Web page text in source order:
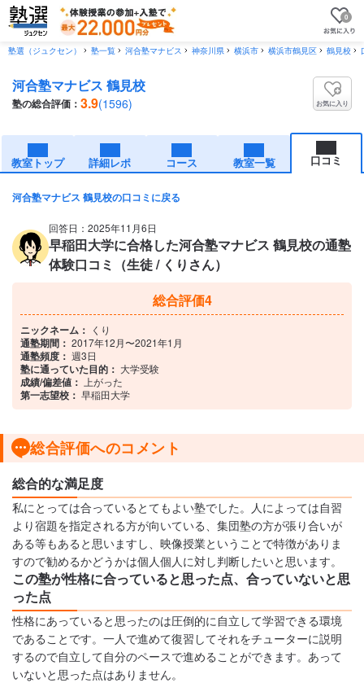
0
塾選（ジュクセン） 塾一覧 河合塾マナビス 神奈川県 横浜市 横浜市鶴見区 鶴見校
河合塾マナビス 鶴見校
塾の総合評価： 3.9(1596) お気に入り
教室トップ 詳細レポ コース 教室一覧 口コミ
河合塾マナビス 鶴見校の口コミに戻る
回答日：2025年11月6日
早稲田大学に合格した河合塾マナビス 鶴見校の通塾
体験口コミ（生徒 / くりさん）
総合評価4
ニックネーム： くり
通塾期間： 2017年12月〜2021年1月
通塾頻度： 週3日
塾に通っていた目的： 大学受験
成績/偏差値： 上がった
第一志望校： 早稲田大学
総合評価へのコメント
総合的な満足度
私にとっては合っているとてもよい塾でした。人によっては自習
より宿題を指定される方が向いている、集団塾の方が張り合いが
ある等もあると思いますし、映像授業ということで特徴がありま
すので勧めるかどうかは個人個人に対し判断したいと思います。
この塾が性格に合っていると思った点、合っていないと思
った点
性格にあっていると思ったのは圧倒的に自立して学習できる環境
であることです。一人で進めて復習してそれをチューターに説明
するので自立して自分のペースで進めることができます。あって
いないと思った点はありません。